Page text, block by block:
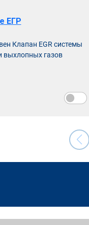
ЕГР
Клапан EGR системы
выхлопных газов